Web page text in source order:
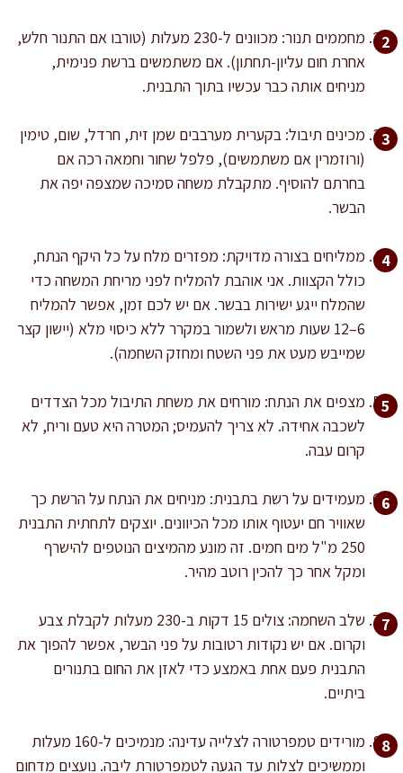
מחממים תנור: מכוונים ל-230 מעלות (טורבו אם התנור חלש,
אחרת חום עליון-תחתון). אם משתמשים ברשת פנימית,
מניחים אותה כבר עכשיו בתוך התבנית.
מכינים תיבול: בקערית מערבבים שמן זית, חרדל, שום, טימין
(ורוזמרין אם משתמשים), פלפל שחור וחמאה רכה אם
בחרתם להוסיף. מתקבלת משחה סמיכה שמצפה יפה את
הבשר.
ממליחים בצורה מדויקת: מפזרים מלח על כל היקף הנתח,
כולל הקצוות. אני אוהבת להמליח לפני מריחת המשחה כדי
שהמלח ייגע ישירות בבשר. אם יש לכם זמן, אפשר להמליח
6–12 שעות מראש ולשמור במקרר ללא כיסוי מלא (יישון קצר
שמייבש מעט את פני השטח ומחזק השחמה).
מצפים את הנתח: מורחים את משחת התיבול מכל הצדדים
לשכבה אחידה. לא צריך להעמיס; המטרה היא טעם וריח, לא
קרום עבה.
מעמידים על רשת בתבנית: מניחים את הנתח על הרשת כך
שאוויר חם יעטוף אותו מכל הכיוונים. יוצקים לתחתית התבנית
250 מ"ל מים חמים. זה מונע מהמיצים הנוטפים להישרף
ומקל אחר כך להכין רוטב מהיר.
שלב השחמה: צולים 15 דקות ב-230 מעלות לקבלת צבע
וקרום. אם יש נקודות רטובות על פני הבשר, אפשר להפוך את
התבנית פעם אחת באמצע כדי לאזן את החום בתנורים
ביתיים.
מורידים טמפרטורה לצלייה עדינה: מנמיכים ל-160 מעלות
וממשיכים לצלות עד הגעה לטמפרטורת ליבה. נועצים מדחום